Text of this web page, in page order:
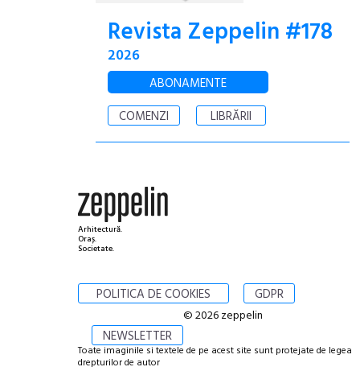
Revista Zeppelin #178
2026
ABONAMENTE
COMENZI
LIBRĂRII
Arhitectură.
Oraș.
Societate.
POLITICA DE COOKIES GDPR
NEWSLETTER
© 2026 zeppelin
Toate imaginile si textele de pe acest site sunt protejate de legea
drepturilor de autor